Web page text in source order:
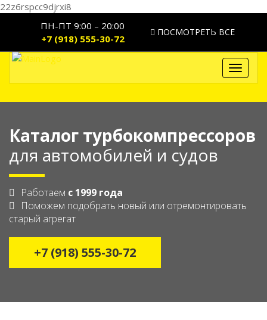
22z6rspcc9djrxi8
ПН-ПТ 9:00 – 20:00
+7 (918) 555-30-72
ПОСМОТРЕТЬ ВСЕ
Toggle
Каталог турбокомпрессоров
для автомобилей и судов
Работаем с 1999 года
Поможем подобрать новый или отремонтировать
старый агрегат
+7 (918) 555-30-72